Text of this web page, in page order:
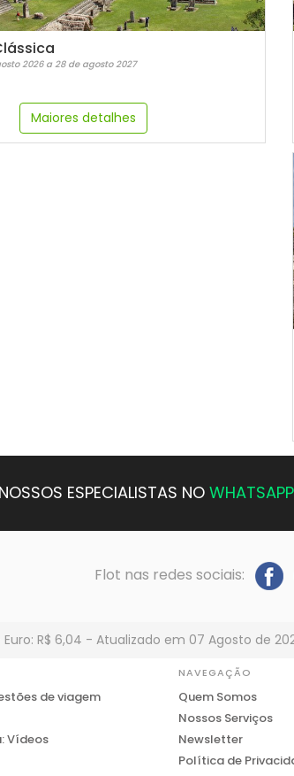
2026 a 28 de agosto 2027
Maiores detalhes
ESPECIALISTAS NOWHATSAPP
Flot nas redes sociais:
Euro: R$ 6,04 - Atualizado em 07 Agosto de
de viagem
Vídeos
NAVEGAÇÃO
Quem Somos
Nossos Serviços
Newsletter
Política de